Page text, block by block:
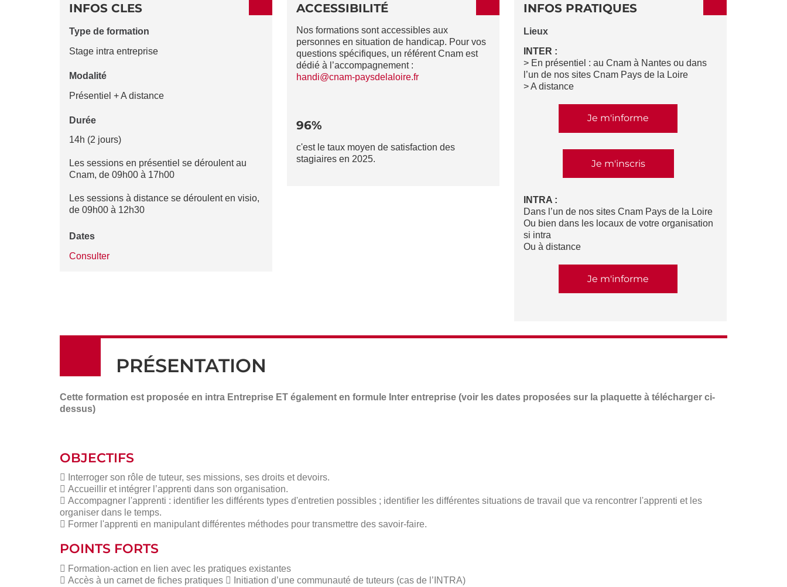
DE
LA
FICHE
INFOS CLES
Type de formation
Stage intra entreprise
Modalité
Présentiel + A distance
Durée
14h (2 jours)
Les sessions en présentiel se déroulent au
Cnam, de 09h00 à 17h00
Les sessions à distance se déroulent en visio,
de 09h00 à 12h30
Dates
Consulter
ACCESSIBILITÉ
Nos formations sont accessibles aux
personnes en situation de handicap. Pour vos
questions spécifiques, un référent Cnam est
dédié à l’accompagnement :
handi@cnam-paysdelaloire.fr
96%
c'est le taux moyen de satisfaction des
stagiaires en 2025.
INFOS PRATIQUES
Lieux
INTER :
> En présentiel : au Cnam à Nantes ou dans
l’un de nos sites Cnam Pays de la Loire
> A distance
Je m'informe
Je m'inscris
INTRA :
Dans l’un de nos sites Cnam Pays de la Loire
Ou bien dans les locaux de votre organisation
si intra
Ou à distance
Je m'informe
PRÉSENTATION
Cette formation est proposée en intra Entreprise ET également en formule Inter entreprise (voir les dates proposées sur la plaquette à télécharger ci-
dessus)
OBJECTIFS
 Interroger son rôle de tuteur, ses missions, ses droits et devoirs.
 Accueillir et intégrer l’apprenti dans son organisation.
 Accompagner l'apprenti : identifier les différents types d'entretien possibles ; identifier les différentes situations de travail que va rencontrer l'apprenti et les
organiser dans le temps.
 Former l'apprenti en manipulant différentes méthodes pour transmettre des savoir-faire.
POINTS FORTS
 Formation-action en lien avec les pratiques existantes
 Accès à un carnet de fiches pratiques  Initiation d’une communauté de tuteurs (cas de l’INTRA)